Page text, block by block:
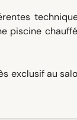
piscine
exclusif au